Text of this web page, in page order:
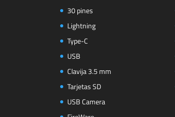
30 pines
Lightning
Type-C
USB
Clavija 3.5 mm
Tarjetas SD
USB Camera